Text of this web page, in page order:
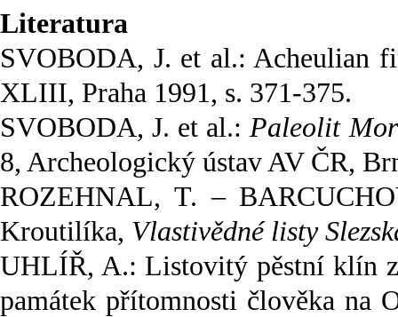
Literatura
SVOBODA, J. et al.: Acheulian
XLIII, Praha 1991, s. 371-375.
SVOBODA, J. et al.:Paleolit
8, Archeologický ústav AV ČR,
ROZEHNAL, T. –
Kroutilíka, Vlastivědné listy
UHLÍŘ, A.: Listovitý pěstní klín z
památek přítomnosti člověka na